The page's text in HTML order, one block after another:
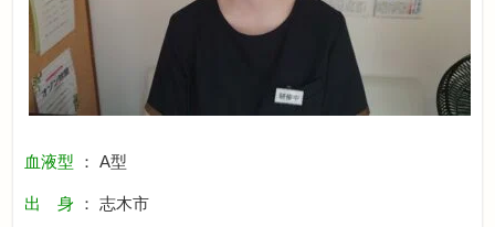
血液型 ： A型
出 身 ： 志木市